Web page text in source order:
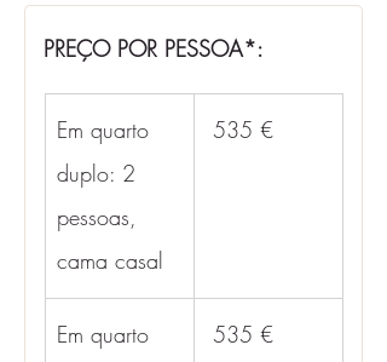
PREÇO POR PESSOA*:
Em quarto
duplo: 2
pessoas,
cama casal
535 €
Em quarto
535 €